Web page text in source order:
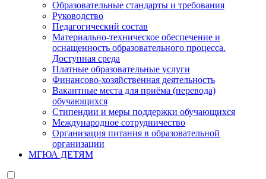
Образовательные стандарты и требования
Руководство
Педагогический состав
Материально-техническое обеспечение и
оснащенность образовательного процесса.
Доступная среда
Платные образовательные услуги
Финансово-хозяйственная деятельность
Вакантные места для приёма (перевода)
обучающихся
Стипендии и меры поддержки обучающихся
Международное сотрудничество
Организация питания в образовательной
организации
МГЮА ДЕТЯМ